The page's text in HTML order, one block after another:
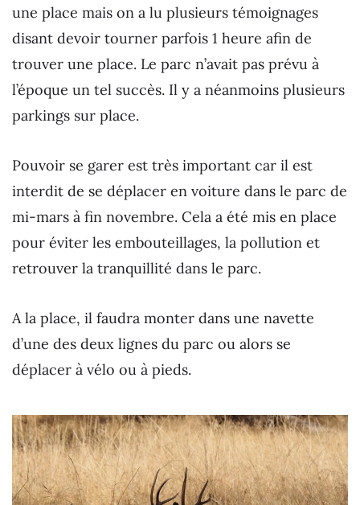
une place mais on a lu plusieurs témoignages
disant devoir tourner parfois 1 heure afin de
trouver une place. Le parc n’avait pas prévu à
l’époque un tel succès. Il y a néanmoins plusieurs
parkings sur place.
Pouvoir se garer est très important car il est
interdit de se déplacer en voiture dans le parc de
mi-mars à fin novembre. Cela a été mis en place
pour éviter les embouteillages, la pollution et
retrouver la tranquillité dans le parc.
A la place, il faudra monter dans une navette
d’une des deux lignes du parc ou alors se
déplacer à vélo ou à pieds.